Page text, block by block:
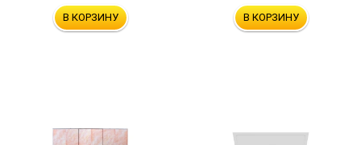
В КОРЗИНУ В КОРЗИНУ